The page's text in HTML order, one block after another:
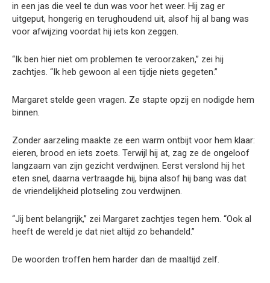
in een jas die veel te dun was voor het weer. Hij zag er
uitgeput, hongerig en terughoudend uit, alsof hij al bang was
voor afwijzing voordat hij iets kon zeggen.
“Ik ben hier niet om problemen te veroorzaken,” zei hij
zachtjes. “Ik heb gewoon al een tijdje niets gegeten.”
Margaret stelde geen vragen. Ze stapte opzij en nodigde hem
binnen.
Zonder aarzeling maakte ze een warm ontbijt voor hem klaar:
eieren, brood en iets zoets. Terwijl hij at, zag ze de ongeloof
langzaam van zijn gezicht verdwijnen. Eerst verslond hij het
eten snel, daarna vertraagde hij, bijna alsof hij bang was dat
de vriendelijkheid plotseling zou verdwijnen.
“Jij bent belangrijk,” zei Margaret zachtjes tegen hem. “Ook al
heeft de wereld je dat niet altijd zo behandeld.”
De woorden troffen hem harder dan de maaltijd zelf.